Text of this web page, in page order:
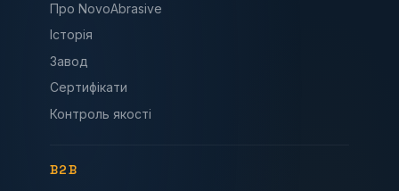
Про NovoAbrasive
Історія
Завод
Сертифікати
Контроль якості
B2B